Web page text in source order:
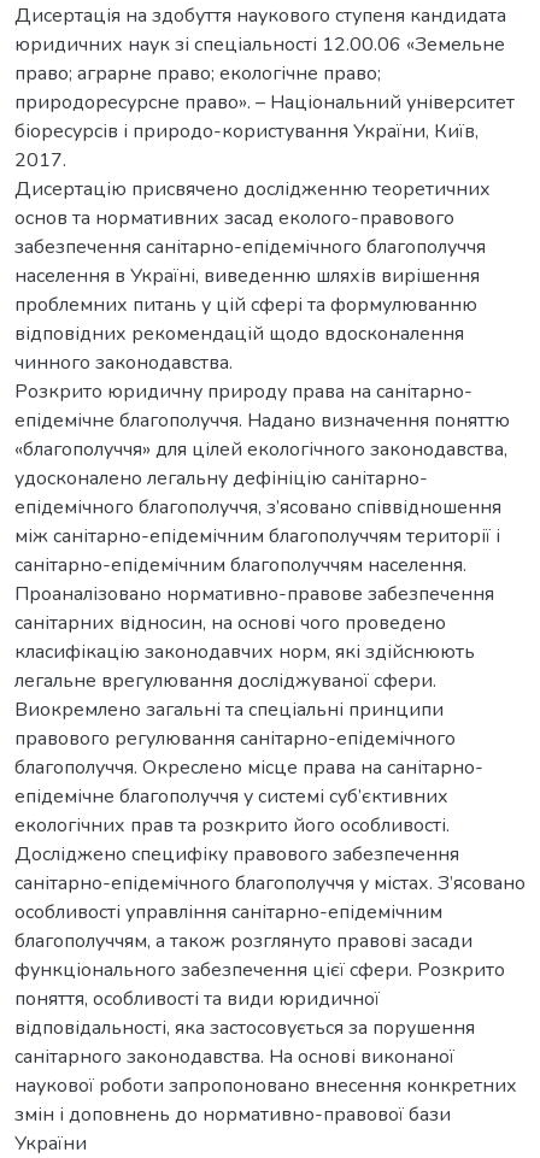
Дисертація на здобуття наукового ступеня кандидата
юридичних наук зі спеціальності 12.00.06 «Земельне
право; аграрне право; екологічне право;
природоресурсне право». – Національний університет
біоресурсів і природо-користування України, Київ,
2017.
Дисертацію присвячено дослідженню теоретичних
основ та нормативних засад еколого-правового
забезпечення санітарно-епідемічного благополуччя
населення в Україні, виведенню шляхів вирішення
проблемних питань у цій сфері та формулюванню
відповідних рекомендацій щодо вдосконалення
чинного законодавства.
Розкрито юридичну природу права на санітарно-
епідемічне благополуччя. Надано визначення поняттю
«благополуччя» для цілей екологічного законодавства,
удосконалено легальну дефініцію санітарно-
епідемічного благополуччя, з’ясовано співвідношення
між санітарно-епідемічним благополуччям території і
санітарно-епідемічним благополуччям населення.
Проаналізовано нормативно-правове забезпечення
санітарних відносин, на основі чого проведено
класифікацію законодавчих норм, які здійснюють
легальне врегулювання досліджуваної сфери.
Виокремлено загальні та спеціальні принципи
правового регулювання санітарно-епідемічного
благополуччя. Окреслено місце права на санітарно-
епідемічне благополуччя у системі суб’єктивних
екологічних прав та розкрито його особливості.
Досліджено специфіку правового забезпечення
санітарно-епідемічного благополуччя у містах. З’ясовано
особливості управління санітарно-епідемічним
благополуччям, а також розглянуто правові засади
функціонального забезпечення цієї сфери. Розкрито
поняття, особливості та види юридичної
відповідальності, яка застосовується за порушення
санітарного законодавства. На основі виконаної
наукової роботи запропоновано внесення конкретних
змін і доповнень до нормативно-правової бази
України